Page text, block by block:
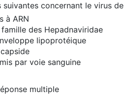
concernant le virus
à ARN
des Hepadnaviridae
lipoprotéique
par voie sanguine
multiple